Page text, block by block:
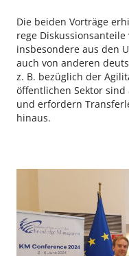
Die beiden Vorträge
rege
insbesondere aus den
auch von anderen
z. B. bezüglich der
öffentlichen Sektor
und erfordern
hinaus.